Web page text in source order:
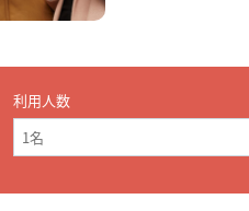
利用人数